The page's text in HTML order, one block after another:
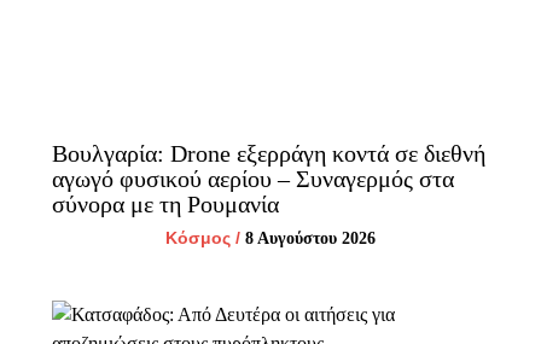
Βουλγαρία: Drone εξερράγη κοντά σε διεθνή
αγωγό φυσικού αερίου – Συναγερμός στα
σύνορα με τη Ρουμανία
Κόσμος / 8 Αυγούστου 2026